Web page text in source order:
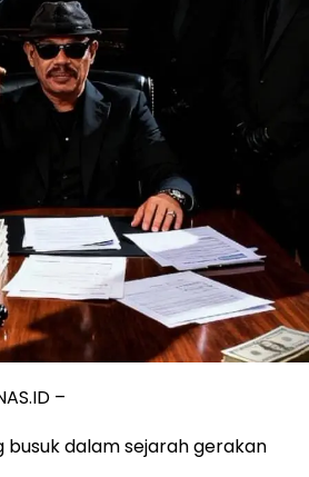
–
busuk dalam sejarah gerakan